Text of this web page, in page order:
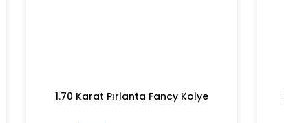
1.70 Karat Pırlanta Fancy Kolye